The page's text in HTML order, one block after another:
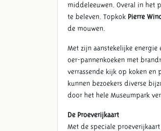
middeleeuwen. Overal in het
te beleven. Topkok Pierre
de mouwen.
Met zijn aanstekelijke
oer-pannenkoeken met
verrassende kijk op koken en
kunnen bezoekers diverse
door het hele Museumpark
De Proeverijkaart
Met de speciale